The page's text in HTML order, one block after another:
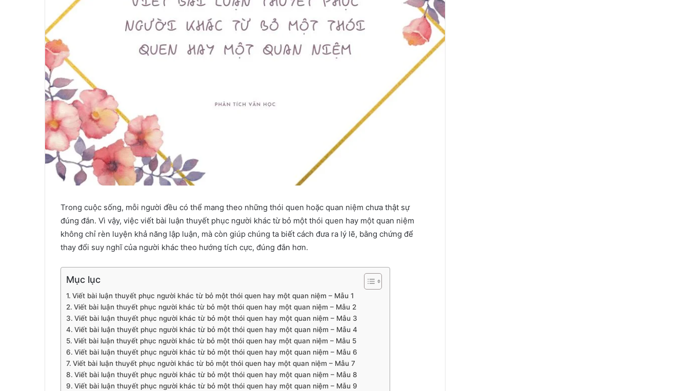
Trong cuộc sống, mỗi người đều có thể mang theo những thói quen hoặc quan niệm chưa thật sự
đúng đắn. Vì vậy, việc viết bài luận thuyết phục người khác từ bỏ một thói quen hay một quan niệm
không chỉ rèn luyện khả năng lập luận, mà còn giúp chúng ta biết cách đưa ra lý lẽ, bằng chứng để
thay đổi suy nghĩ của người khác theo hướng tích cực, đúng đắn hơn.
Mục lục
Viết bài luận thuyết phục người khác từ bỏ một thói quen hay một quan niệm – Mẫu 1
Viết bài luận thuyết phục người khác từ bỏ một thói quen hay một quan niệm – Mẫu 2
Viết bài luận thuyết phục người khác từ bỏ một thói quen hay một quan niệm – Mẫu 3
Viết bài luận thuyết phục người khác từ bỏ một thói quen hay một quan niệm – Mẫu 4
Viết bài luận thuyết phục người khác từ bỏ một thói quen hay một quan niệm – Mẫu 5
Viết bài luận thuyết phục người khác từ bỏ một thói quen hay một quan niệm – Mẫu 6
Viết bài luận thuyết phục người khác từ bỏ một thói quen hay một quan niệm – Mẫu 7
Viết bài luận thuyết phục người khác từ bỏ một thói quen hay một quan niệm – Mẫu 8
Viết bài luận thuyết phục người khác từ bỏ một thói quen hay một quan niệm – Mẫu 9